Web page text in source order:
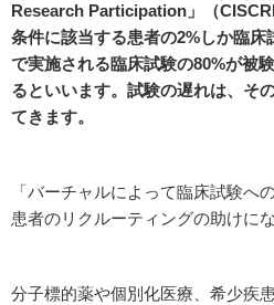
Research Participation」（
条件に該当する患者の2%しか臨床
で実施される臨床試験の80%が被
るといいます。試験の遅れは、そ
てきます。
「バーチャルによって臨床試験へ
患者のリクルーティングの助けに
分子標的薬や個別化医療、希少疾